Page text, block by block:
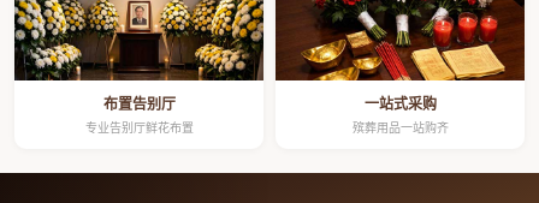
布置告别厅
专业告别厅鲜花布置
一站式采购
殡葬用品一站购齐